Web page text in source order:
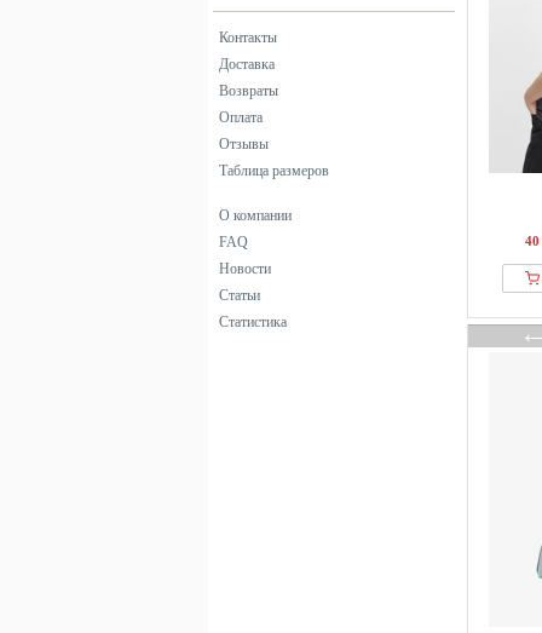
серый
синий
Контакты
Доставка
Возвраты
Оплата
Отзывы
Таблица размеров
О компании
FAQ
Новости
Статьи
Статистика
40